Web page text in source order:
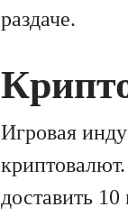
раздаче.
Игровая
доставить